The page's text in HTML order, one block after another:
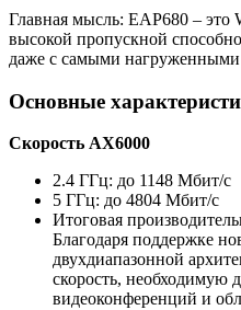
Главная мысль: EAP680 – это
высокой пропускной
даже с самыми
Основные
Скорость AX6000
2.4 ГГц: до 1148 Мбит/с
5 ГГц: до 4804 Мбит/с
Итоговая
Благодаря поддержке
двухдиапазонной
скорость, необходимую
видеоконференций и